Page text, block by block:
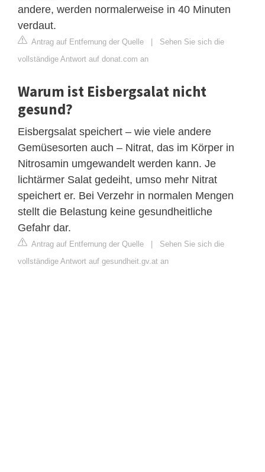
andere, werden normalerweise in 40 Minuten
verdaut.
Antrag auf Entfernung der Quelle | Sehen Sie sich die
vollständige Antwort auf donat.com an
Warum ist Eisbergsalat nicht
gesund?
Eisbergsalat speichert – wie viele andere
Gemüsesorten auch – Nitrat, das im Körper in
Nitrosamin umgewandelt werden kann. Je
lichtärmer Salat gedeiht, umso mehr Nitrat
speichert er. Bei Verzehr in normalen Mengen
stellt die Belastung keine gesundheitliche
Gefahr dar.
Antrag auf Entfernung der Quelle | Sehen Sie sich die
vollständige Antwort auf gesundheit.gv.at an